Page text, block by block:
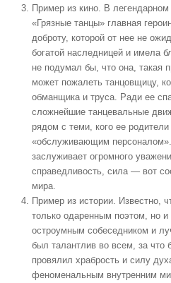
Пример из кино. В
«Грязные танцы» главная
доброту, которой от нее не
богатой наследницей и имела
не подумал бы, что она, такая
может пожалеть танцовщицу,
обманщика и труса. Ради ее
сложнейшие танцевальные
рядом с теми, кого ее
«обслуживающим
заслуживает огромного
справедливость, сила — вот
мира.
Пример из истории.
только одаренным поэтом, но
остроумным собеседником и
был талантлив во всем, за
провялил храбрость и силу
феноменальным внутренним